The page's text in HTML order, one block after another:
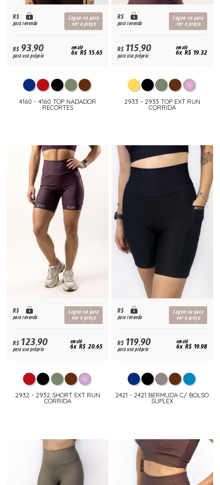
R$
para revenda
Logue-se para
ver o preço
R$93,90
para uso próprio
em até
6x R$ 15,65
4160 - 4160 TOP NADADOR
RECORTES
R$
para revenda
Logue-se para
ver o preço
R$115,90
para uso próprio
em até
6x R$ 19,32
2933 - 2933 TOP EXT RUN
CORRIDA
R$
para revenda
Logue-se para
ver o preço
R$123,90
para uso próprio
em até
6x R$ 20,65
2932 - 2932 SHORT EXT RUN
CORRIDA
R$
para revenda
Logue-se para
ver o preço
R$119,90
para uso próprio
em até
6x R$ 19,98
2421 - 2421 BERMUDA C/ BOLSO
SUPLEX